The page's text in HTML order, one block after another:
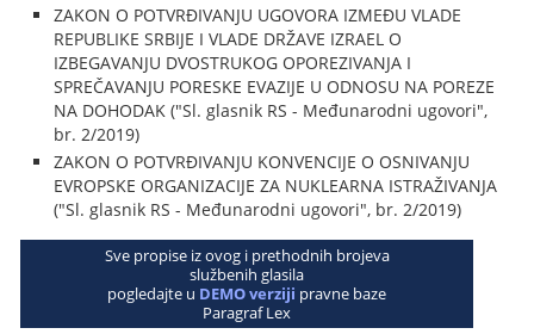
ZAKON O POTVRĐIVANJU UGOVORA IZMEĐU VLADE
REPUBLIKE SRBIJE I VLADE DRŽAVE IZRAEL O
IZBEGAVANJU DVOSTRUKOG OPOREZIVANJA I
SPREČAVANJU PORESKE EVAZIJE U ODNOSU NA POREZE
NA DOHODAK ("Sl. glasnik RS - Međunarodni ugovori",
br. 2/2019)
ZAKON O POTVRĐIVANJU KONVENCIJE O OSNIVANJU
EVROPSKE ORGANIZACIJE ZA NUKLEARNA ISTRAŽIVANJA
("Sl. glasnik RS - Međunarodni ugovori", br. 2/2019)
Sve propise iz ovog i prethodnih brojeva
službenih glasila
pogledajte u DEMO verziji pravne baze
Paragraf Lex